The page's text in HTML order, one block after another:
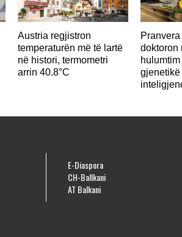
Austria regjistron
temperaturën më të lartë
në histori, termometri
arrin 40.8°C
doktoron
gjenetikë
E-Diaspora
CH-Ballkani
AT Balkani